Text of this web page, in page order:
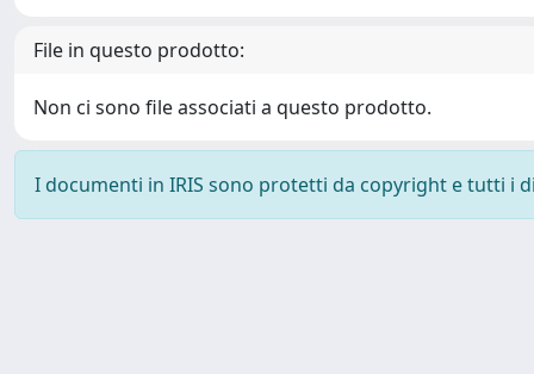
File in questo prodotto:
Non ci sono file associati a questo prodotto.
I documenti in IRIS sono protetti da copyright e tutti i